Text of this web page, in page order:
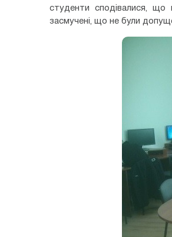
студенти сподівалися, що
засмучені, що не були